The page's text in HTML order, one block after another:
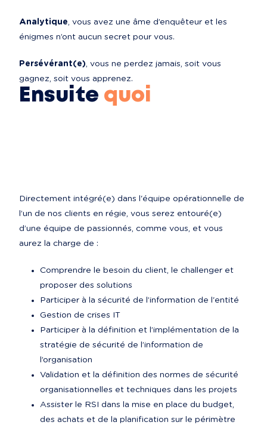
Analytique, vous avez une âme d’enquêteur et les
énigmes n’ont aucun secret pour vous.
Persévérant(e), vous ne perdez jamais, soit vous
gagnez, soit vous apprenez.
Ensuite quoi
​Directement intégré(e) dans l'équipe opérationnelle de
l’un de nos clients en régie, vous serez entouré(e)
d’une équipe de passionnés, comme vous, et vous
aurez la charge de :
Comprendre le besoin du client, le challenger et
proposer des solutions
Participer à la sécurité de l’information de l'entité
Gestion de crises IT
Participer à la définition et l’implémentation de la
stratégie de sécurité de l’information de
l’organisation
Validation et la définition des normes de sécurité
organisationnelles et techniques dans les projets
Assister le RSI dans la mise en place du budget,
des achats et de la planification sur le périmètre